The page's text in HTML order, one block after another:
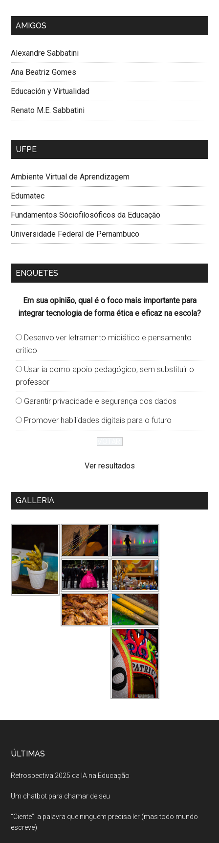
AMIGOS
Alexandre Sabbatini
Ana Beatriz Gomes
Educación y Virtualidad
Renato M.E. Sabbatini
UFPE
Ambiente Virtual de Aprendizagem
Edumatec
Fundamentos Sóciofilosóficos da Educação
Universidade Federal de Pernambuco
ENQUETES
Em sua opinião, qual é o foco mais importante para
integrar tecnologia de forma ética e eficaz na escola?
Desenvolver letramento midiático e pensamento
crítico
Usar ia como apoio pedagógico, sem substituir o
professor
Garantir privacidade e segurança dos dados
Promover habilidades digitais para o futuro
Ver resultados
GALLERIA
ÚLTIMAS
Retrospectiva 2025 da IA na Educação
Um chatbot para chamar de seu
“Ciente”: a palavra que ninguém precisa ler (mas todo mundo
escreve)